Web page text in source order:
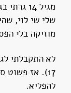
מגיל
שלי שי לוי,
מוזיקה בלי
לא התקבלתי
17). אז פשוט
להפליא.